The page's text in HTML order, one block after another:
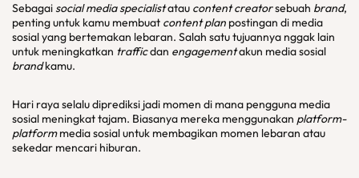
Sebagai social media specialistatau content creatorsebuah brand,
penting untuk kamu membuat content plan postingan di media
sosial yang bertemakan lebaran. Salah satu tujuannya nggak lain
untuk meningkatkan trafficdan engagementakun media sosial
brandkamu.
Hari raya selalu diprediksi jadi momen di mana pengguna media
sosial meningkat tajam. Biasanya mereka menggunakan platform-
platformmedia sosial untuk membagikan momen lebaran atau
sekedar mencari hiburan.